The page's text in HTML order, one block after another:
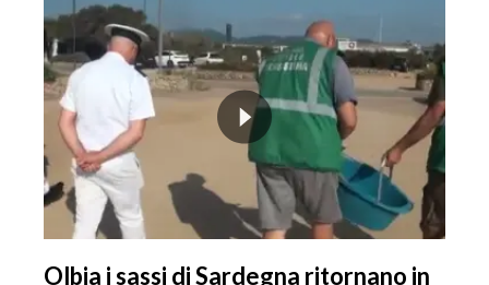
Olbia i sassi di Sardegna ritornano in